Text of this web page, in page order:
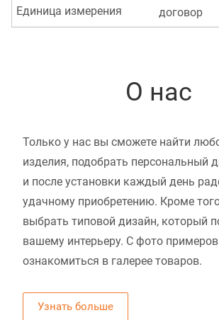
договор
Единица измерения
О нас
Только у нас вы сможете найти
изделия, подобрать персональный
и после установки каждый день
удачному приобретению. Кроме
выбрать типовой дизайн, который
вашему интерьеру. С фото
ознакомиться в галерее товаров.
Узнать больше